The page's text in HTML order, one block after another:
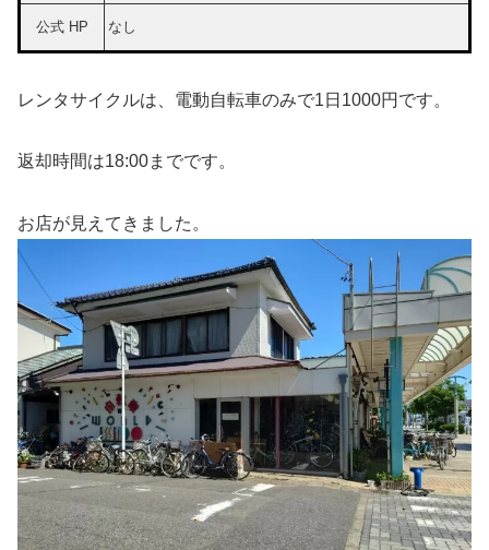
公式 HP なし
レンタサイクルは、電動自転車のみで1日1000円です。
返却時間は18:00までです。
お店が見えてきました。